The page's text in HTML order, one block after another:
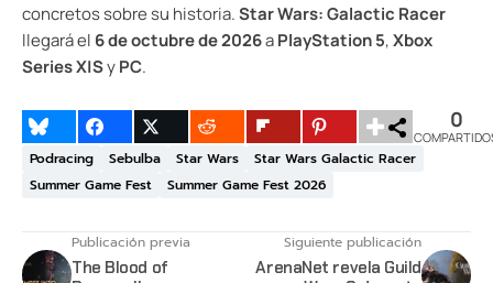
concretos sobre su historia.Star Wars: Galactic Racer
llegará el 6 de octubre de 2026aPlayStation 5,Xbox
Series X|SyPC.
0
Podracing Sebulba Star Wars
Star Wars Galactic Racer
Summer Game Fest
Summer Game Fest 2026
Publicación previa
The Blood of
Siguiente publicación
ArenaNet revela Guild